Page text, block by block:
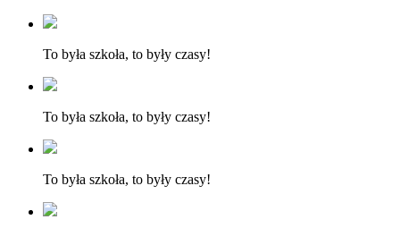
To była szkoła, to były czasy!
To była szkoła, to były czasy!
To była szkoła, to były czasy!